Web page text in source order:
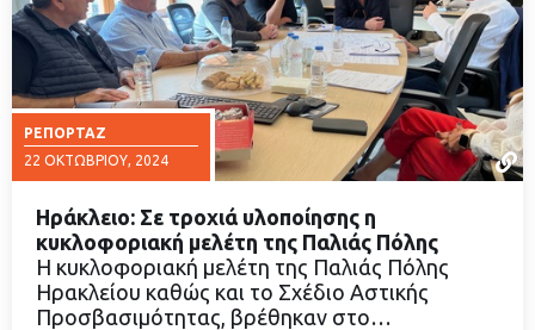
ΡΕΠΟΡΤΆΖ
22 ΟΚΤΩΒΡΊΟΥ, 2024
ΔΙΑΒΑΣΤΕ ΠΕΡΙΣΣΟΤΕΡΑ
Ηράκλειο: Σε τροχιά υλοποίησης η
κυκλοφοριακή μελέτη της Παλιάς Πόλης
Η κυκλοφοριακή μελέτη της Παλιάς Πόλης
Ηρακλείου καθώς και το Σχέδιο Αστικής
Προσβασιμότητας, βρέθηκαν στο…